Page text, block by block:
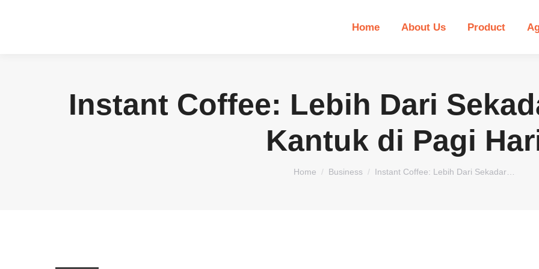
Home About Us Product
Instant Coffee: Lebih Dari
Kantuk di Pagi
You are here:
Home Business Instant Coffee: Lebih Dari Sekadar…